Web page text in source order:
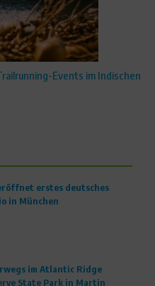
Events im Indischen
erstes deutsches
in München
im Atlantic Ridge
State Park in Martin